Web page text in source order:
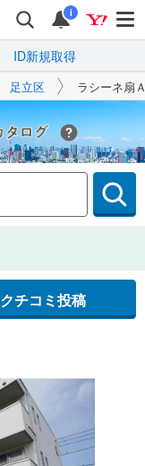
i
ID新規取得
足立区 ラシーネ扇
Yahoo!不動産
クチコミ投稿